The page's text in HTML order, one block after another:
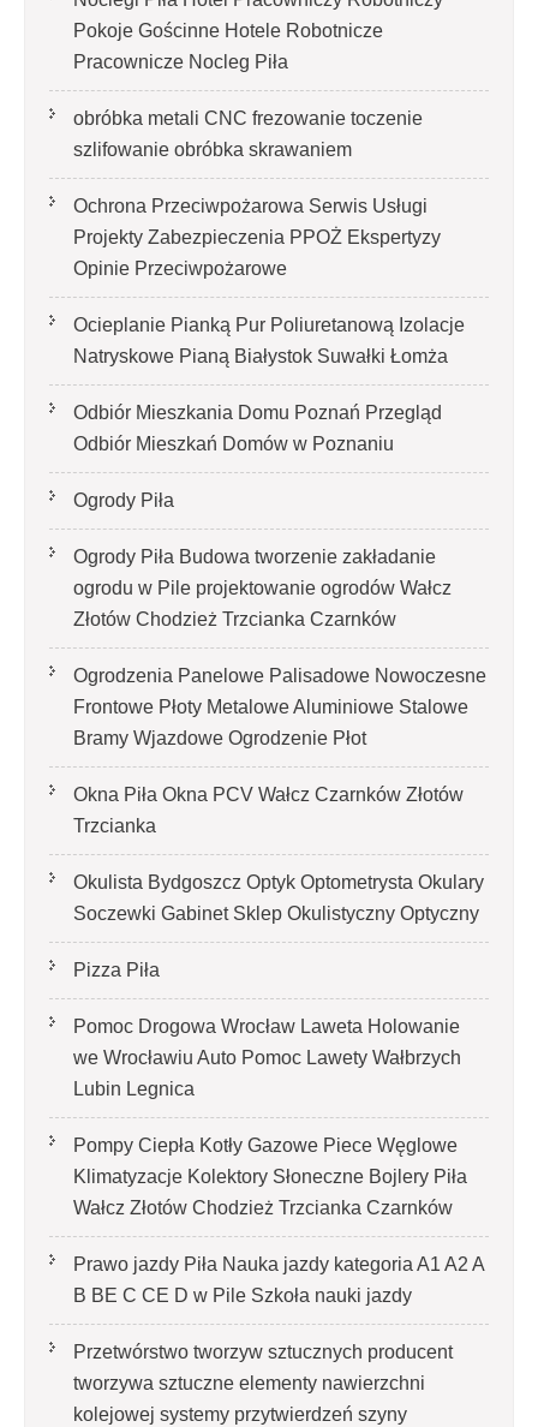
Pokoje Gościnne Hotele Robotnicze
Pracownicze Nocleg Piła
obróbka metali CNC frezowanie toczenie
szlifowanie obróbka skrawaniem
Ochrona Przeciwpożarowa Serwis Usługi
Projekty Zabezpieczenia PPOŻ Ekspertyzy
Opinie Przeciwpożarowe
Ocieplanie Pianką Pur Poliuretanową Izolacje
Natryskowe Pianą Białystok Suwałki Łomża
Odbiór Mieszkania Domu Poznań Przegląd
Odbiór Mieszkań Domów w Poznaniu
Ogrody Piła
Ogrody Piła Budowa tworzenie zakładanie
ogrodu w Pile projektowanie ogrodów Wałcz
Złotów Chodzież Trzcianka Czarnków
Ogrodzenia Panelowe Palisadowe Nowoczesne
Frontowe Płoty Metalowe Aluminiowe Stalowe
Bramy Wjazdowe Ogrodzenie Płot
Okna Piła Okna PCV Wałcz Czarnków Złotów
Trzcianka
Okulista Bydgoszcz Optyk Optometrysta Okulary
Soczewki Gabinet Sklep Okulistyczny Optyczny
Pizza Piła
Pomoc Drogowa Wrocław Laweta Holowanie
we Wrocławiu Auto Pomoc Lawety Wałbrzych
Lubin Legnica
Pompy Ciepła Kotły Gazowe Piece Węglowe
Klimatyzacje Kolektory Słoneczne Bojlery Piła
Wałcz Złotów Chodzież Trzcianka Czarnków
Prawo jazdy Piła Nauka jazdy kategoria A1 A2 A
B BE C CE D‎ w Pile Szkoła nauki jazdy
Przetwórstwo tworzyw sztucznych producent
tworzywa sztuczne elementy nawierzchni
kolejowej systemy przytwierdzeń szyny